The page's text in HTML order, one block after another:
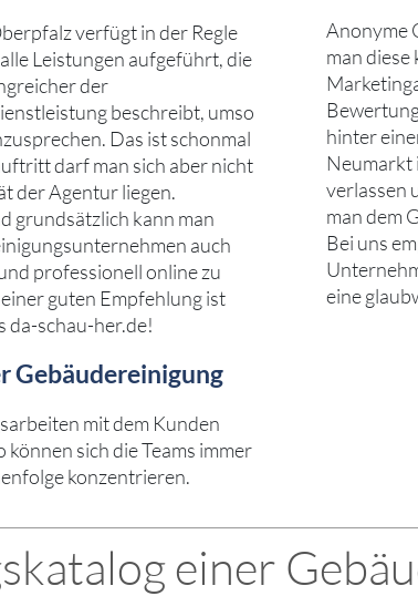
verfügt in der Regle
Leistungen aufgeführt, die
der
beschreibt, umso
Das ist schonmal
darf man sich aber nicht
der Agentur liegen.
grundsätzlich kann man
auch
professionell online zu
guten Empfehlung ist
da-schau-her.de!
Anonyme
man
hinter
Neumarkt
verlassen
man dem
Bei uns
eine
Gebäudereinigung
mit dem Kunden
sich die Teams immer
konzentrieren.
einer